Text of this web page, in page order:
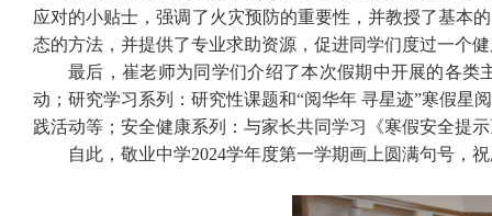
应对的小贴士，强调了火灾预防的重要性，并教授了基本
态的方法，并提供了专业求助资源，促进同学们度过一个
最后，崔老师为同学们介绍了本次假期中开展的各类
动；研究学习系列：研究性课题和“阅华年 寻星迹”寒假星
践活动等；安全健康系列：与家长共同学习《寒假安全提
自此，敬业中学2024学年度第一学期画上圆满句号，